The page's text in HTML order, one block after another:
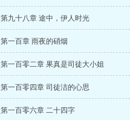
第九十八章 途中，伊人时光
第一百章 雨夜的硝烟
第一百零二章 果真是司徒大小姐
第一百零四章 司徒洁的心思
第一百零六章 二十四字